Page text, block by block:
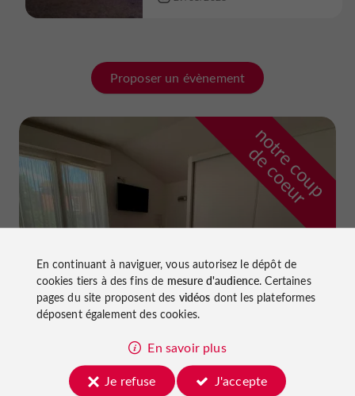
Proposer un évènement
n
o
t
r
e
c
o
u
p
d
e
c
o
e
u
r
Hôtel La Dame du Lac
à Monflanquin
En continuant à naviguer, vous autorisez le dépôt de
cookies tiers à des fins de mesure d'audience. Certaines
pages du site proposent des vidéos dont les plateformes
déposent également des cookies.
En savoir plus
Je refuse
J'accepte